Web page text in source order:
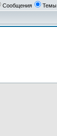
Сообщения Темы